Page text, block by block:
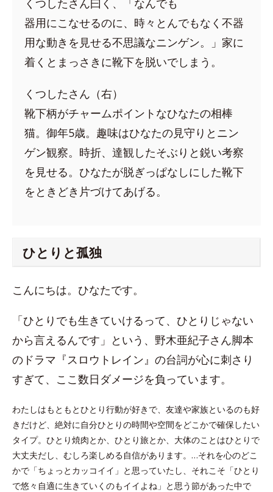
くつしたさん曰く、「なんでも
器用にこなせるのに、時々とんでもなく不器
用な動きを見せる不思議なニンゲン。」家に
着くとまっさきに靴下を脱いでしまう。
くつしたさん（右）
靴下柄がチャームポイントなひなたの相棒
猫。御年5歳。趣味はひなたの見守りとニン
ゲン観察。時折、達観したそぶりと鋭い考察
を見せる。ひなたが脱ぎっぱなしにした靴下
をときどき片づけてあげる。
ひとりと孤独
こんにちは。ひなたです。
「ひとりでも生きていけるって、ひとりじゃない
から言えるんです」という、野木亜紀子さん脚本
のドラマ『スロウトレイン』の台詞が心に刺さり
すぎて、ここ数日ダメージを負っています。
わたしはもともとひとり行動が好きで、友達や家族といるのも好
きだけど、絶対に自分ひとりの時間や空間をどこかで確保したい
タイプ。ひとり焼肉とか、ひとり旅とか、大体のことはひとりで
大丈夫だし、むしろ楽しめる自信があります。…それを心のどこ
かで「ちょっとカッコイイ」と思っていたし、それこそ「ひとり
で悠々自適に生きていくのもイイよね」と思う節があった中で